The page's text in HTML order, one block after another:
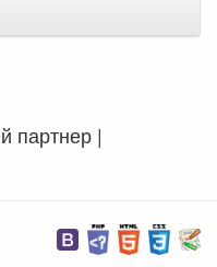
партнер |